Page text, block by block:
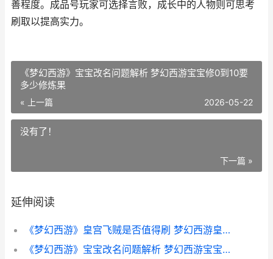
善程度。成品号玩家可选择言败，成长中的人物则可思考
刷取以提高实力。
《梦幻西游》宝宝改名问题解析 梦幻西游宝宝修0到10要
多少修炼果
« 上一篇 2026-05-22
没有了！
下一篇 »
延伸阅读
《梦幻西游》皇宫飞贼是否值得刷 梦幻西游皇宫飞贼奖励丰厚么
《梦幻西游》宝宝改名问题解析 梦幻西游宝宝修0到10要多少修炼果